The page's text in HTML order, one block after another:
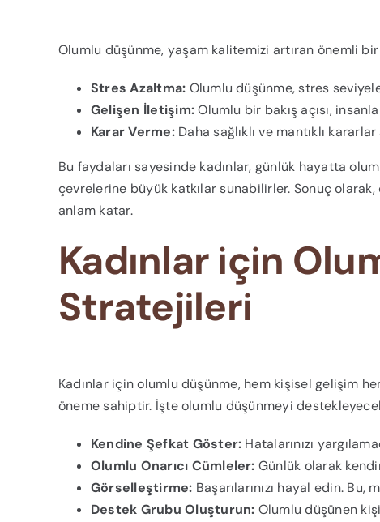
Olumlu düşünme, yaşam kalitemizi artıran önemli
Stres Azaltma: Olumlu düşünme, stres
Gelişen İletişim:Olumlu bir bakış açısı,
Karar Verme:Daha sağlıklı ve mantıklı
Bu faydaları sayesinde kadınlar, günlük hayatta
çevrelerine büyük katkılar sunabilirler. Sonuç olarak,
anlam katar.
Kadınlar için
Stratejileri
Kadınlar için olumlu düşünme, hem kişisel gelişim
öneme sahiptir. İşte olumlu düşünmeyi
Kendine Şefkat Göster: Hatalarınızı
Olumlu Onarıcı Cümleler: Günlük olarak
Görselleştirme: Başarılarınızı hayal edin. Bu,
Destek Grubu Oluşturun: Olumlu düşünen